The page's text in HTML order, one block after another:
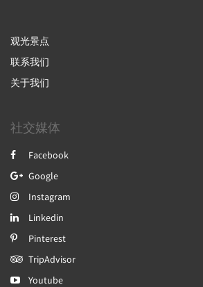
观光景点
联系我们
关于我们
社交媒体
Facebook
Google
Instagram
Linkedin
Pinterest
TripAdvisor
Youtube